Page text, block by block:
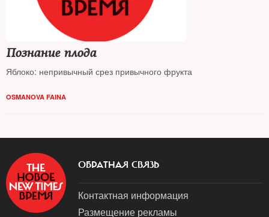
Познание плода
Яблоко: непривычный срез привычного фрукта
OSMANOVA FAINA
ОБРАТНАЯ СВЯЗЬ
Контактная информация
Размещение рекламы